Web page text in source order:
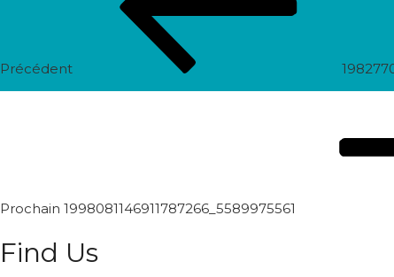
Précédent
Prochain
Prochain 1998081146911787266_5589975561
Find Us